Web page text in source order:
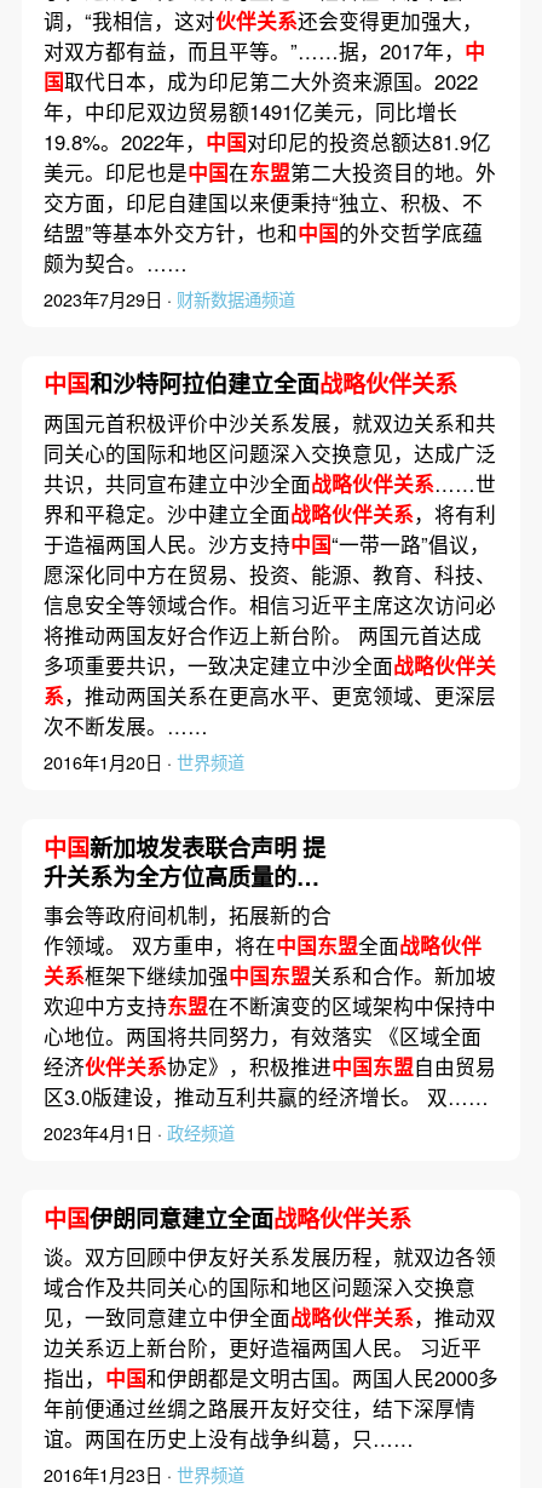
调，“我相信，这对伙伴关系还会变得更加强大，
对双方都有益，而且平等。”……据，2017年， 中
国取代日本，成为印尼第二大外资来源国。2022
年，中印尼双边贸易额1491亿美元，同比增长
19.8%。2022年， 中国对印尼的投资总额达81.9亿
美元。印尼也是中国在东盟第二大投资目的地。外
交方面，印尼自建国以来便秉持“独立、积极、不
结盟”等基本外交方针，也和中国的外交哲学底蕴
颇为契合。……
2023年7月29日 · 财新数据通频道
中国和沙特阿拉伯建立全面战略伙伴关系
两国元首积极评价中沙关系发展，就双边关系和共
同关心的国际和地区问题深入交换意见，达成广泛
共识，共同宣布建立中沙全面战略伙伴关系……世
界和平稳定。沙中建立全面战略伙伴关系，将有利
于造福两国人民。沙方支持中国“一带一路”倡议，
愿深化同中方在贸易、投资、能源、教育、科技、
信息安全等领域合作。相信习近平主席这次访问必
将推动两国友好合作迈上新台阶。 两国元首达成
多项重要共识，一致决定建立中沙全面战略伙伴关
系，推动两国关系在更高水平、更宽领域、更深层
次不断发展。……
2016年1月20日 · 世界频道
中国新加坡发表联合声明 提
升关系为全方位高质量的前
瞻性伙伴关系
事会等政府间机制，拓展新的合
作领域。 双方重申，将在中国东盟全面战略伙伴
关系框架下继续加强中国东盟关系和合作。新加坡
欢迎中方支持东盟在不断演变的区域架构中保持中
心地位。两国将共同努力，有效落实 《区域全面
经济伙伴关系协定》，积极推进中国东盟自由贸易
区3.0版建设，推动互利共赢的经济增长。 双……
2023年4月1日 · 政经频道
中国伊朗同意建立全面战略伙伴关系
谈。双方回顾中伊友好关系发展历程，就双边各领
域合作及共同关心的国际和地区问题深入交换意
见，一致同意建立中伊全面战略伙伴关系，推动双
边关系迈上新台阶，更好造福两国人民。 习近平
指出， 中国和伊朗都是文明古国。两国人民2000多
年前便通过丝绸之路展开友好交往，结下深厚情
谊。两国在历史上没有战争纠葛，只……
2016年1月23日 · 世界频道